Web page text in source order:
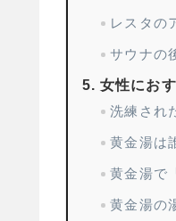
レスタの
サウナの
女性にお
洗練され
黄金湯は
黄金湯で
黄金湯の